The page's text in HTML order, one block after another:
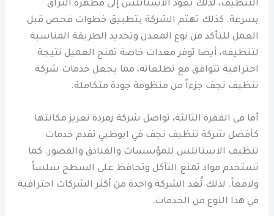
التنظيف، لذلك يعود الاستانلس إلى مظهره البراق
بسرعة. كذلك تهتم الشركة بتطبيق خطوات فحص قبل
العمل للتأكد من نوع المعدن وتحديد الطريقة المناسبة
لتنظيفه، أيضا توفر معدات خاصة تمنح العميل نتيجة
احترافية تتوافق مع تطلعاته، مما يجعل خدمات شركة
تنظيف نجف جزءاً من منظومة جودة متكاملة.
أما في الفقرة الثالثة، تواصل شركة زمردة تعزيز مكانتها
كأفضل شركة تنظيف نجف في ابوظبي تقدم خدمات
تنظيف الاستانلس للمؤسسات والفنادق والقصور. كما
تستخدم مواد تمنع التآكل وتحافظ على السطح سلساً
ولامعاً. لذلك تُعد الشركة واحدة من أكثر الشركات احترافية
في هذا النوع من الخدمات.